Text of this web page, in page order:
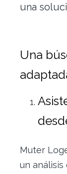
una
Una
Muter
un